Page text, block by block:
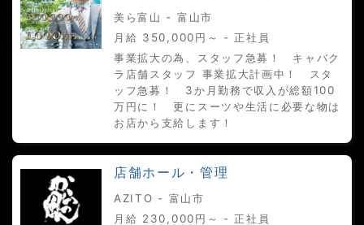
美ら富山 - 富山市
月給 350,000円～ - 正社員
事業拡大の為、スタッフ急募！ キャバク
ラ店舗スタッフ 事業拡大計画中！ スタ
ッフ急募！ 3か月勤務で収入が総額100
万円に！ 更にスーツや生活に必要な物は
お店から支給します！
店舗ホール・管理
AZITO - 富山市
月給 230,000円～ - 正社員